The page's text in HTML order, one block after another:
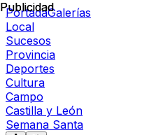
PortadaGalerías
Local
Sucesos
Provincia
Deportes
Cultura
Campo
Castilla y León
Semana Santa
Publicidad
Publicidad